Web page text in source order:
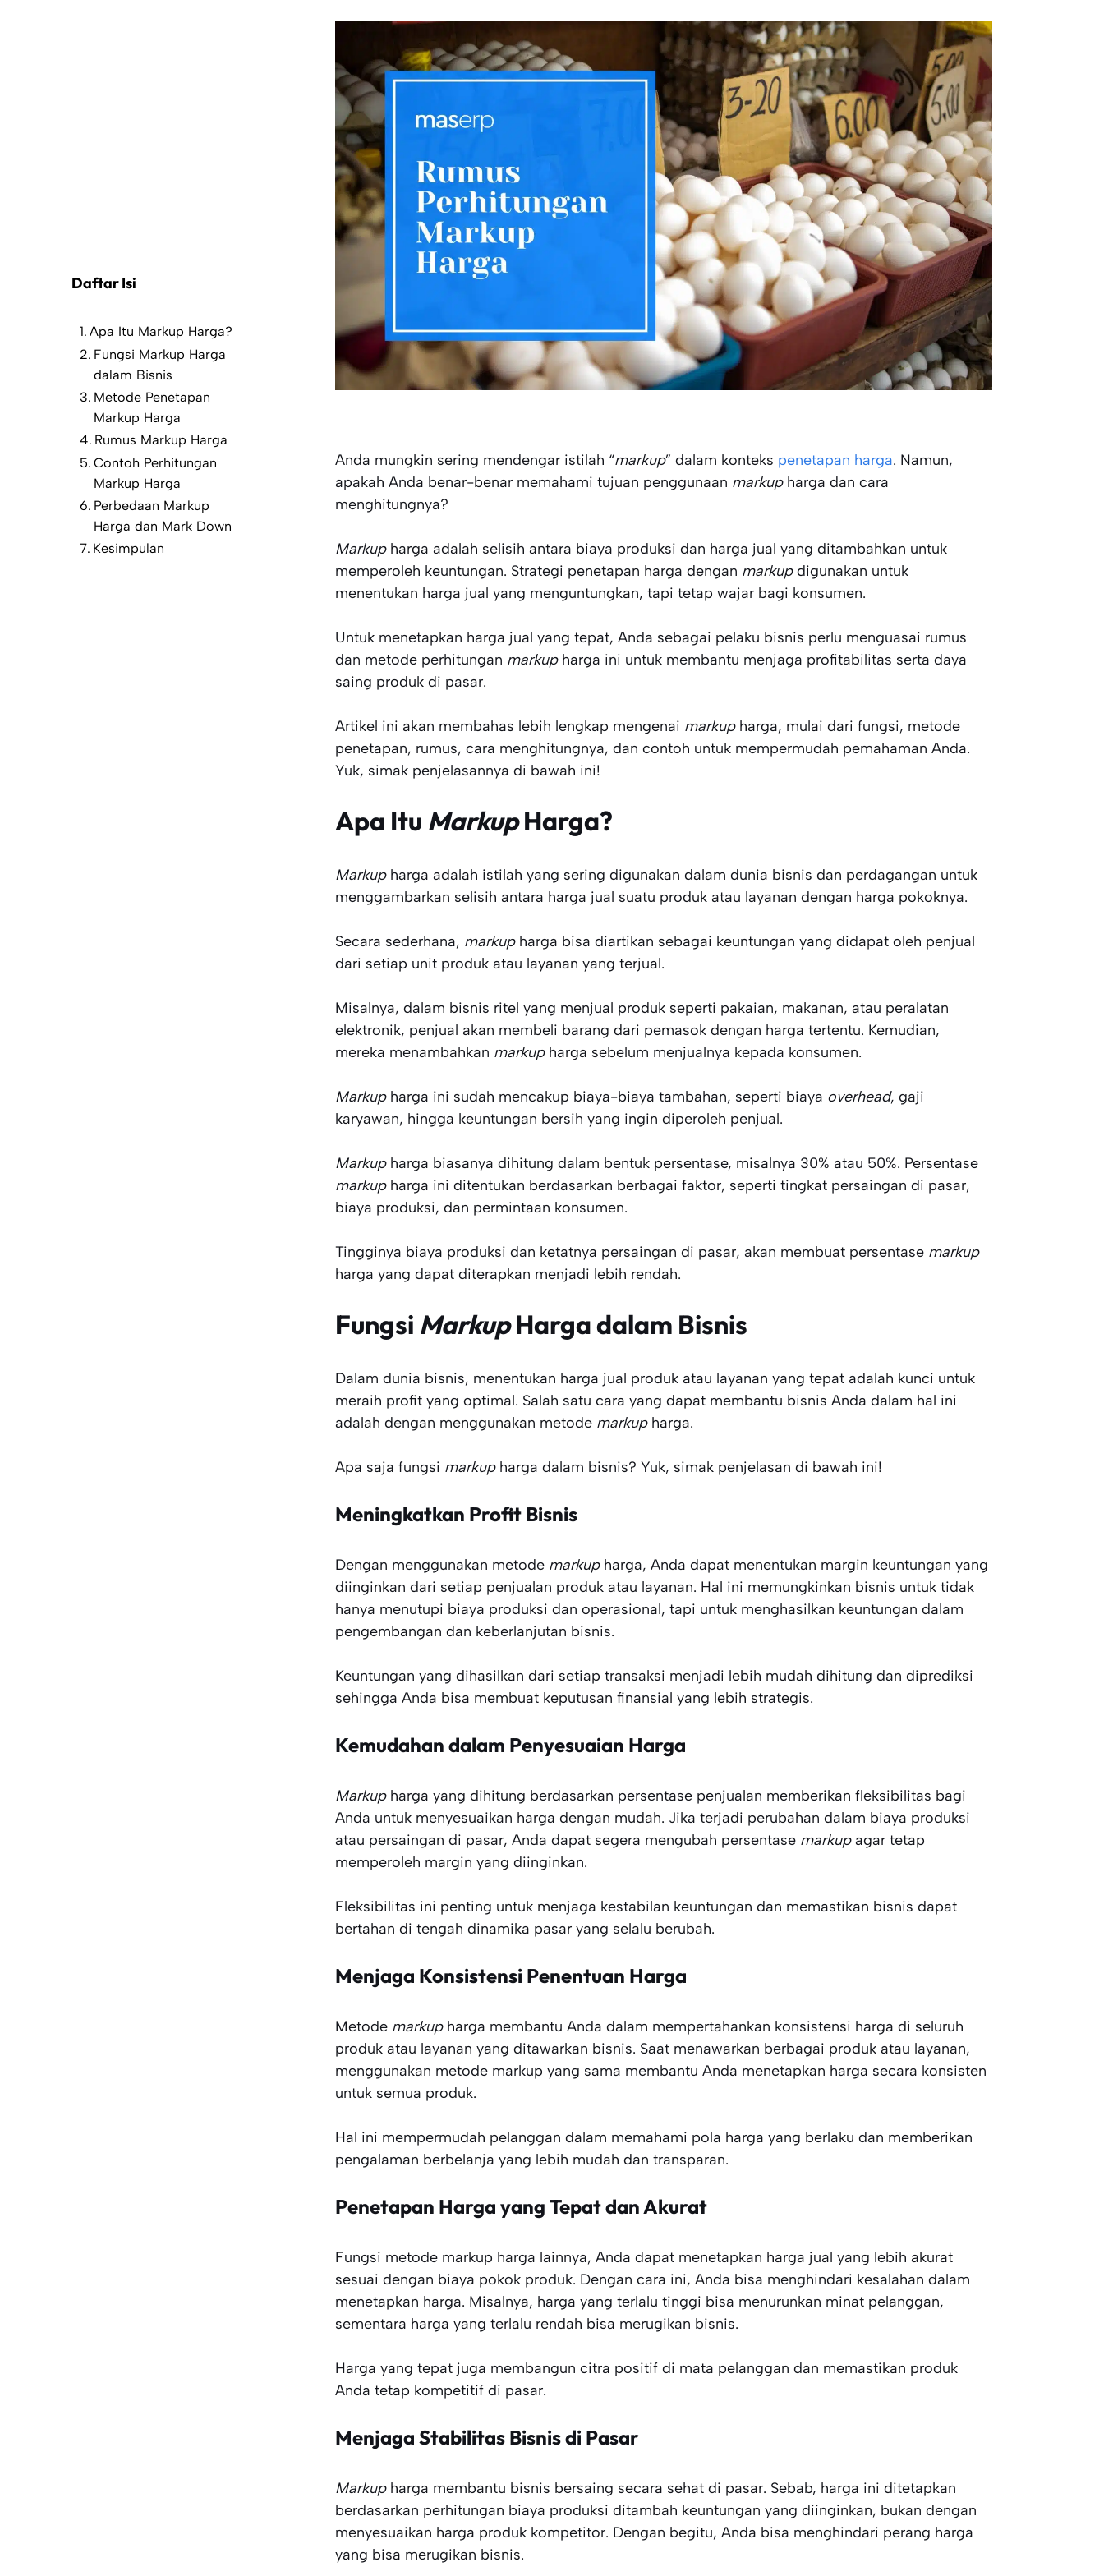
Anda mungkin sering mendengar istilah “markup” dalam konteks penetapan harga. Namun,
apakah Anda benar-benar memahami tujuan penggunaan markupharga dan cara
menghitungnya?
Markupharga adalah selisih antara biaya produksi dan harga jual yang ditambahkan untuk
memperoleh keuntungan. Strategi penetapan harga dengan markupdigunakan untuk
menentukan harga jual yang menguntungkan, tapi tetap wajar bagi konsumen.
Untuk menetapkan harga jual yang tepat, Anda sebagai pelaku bisnis perlu menguasai rumus
dan metode perhitungan markup harga ini untuk membantu menjaga profitabilitas serta daya
saing produk di pasar.
Artikel ini akan membahas lebih lengkap mengenai markupharga, mulai dari fungsi, metode
penetapan, rumus, cara menghitungnya, dan contoh untuk mempermudah pemahaman Anda.
Yuk, simak penjelasannya di bawah ini!
Apa Itu MarkupHarga?
Markupharga adalah istilah yang sering digunakan dalam dunia bisnis dan perdagangan untuk
menggambarkan selisih antara harga jual suatu produk atau layanan dengan harga pokoknya.
Secara sederhana, markupharga bisa diartikan sebagai keuntungan yang didapat oleh penjual
dari setiap unit produk atau layanan yang terjual.
Misalnya, dalam bisnis ritel yang menjual produk seperti pakaian, makanan, atau peralatan
elektronik, penjual akan membeli barang dari pemasok dengan harga tertentu. Kemudian,
mereka menambahkan markupharga sebelum menjualnya kepada konsumen.
Markupharga ini sudah mencakup biaya-biaya tambahan, seperti biaya overhead, gaji
karyawan, hingga keuntungan bersih yang ingin diperoleh penjual.
Markupharga biasanya dihitung dalam bentuk persentase, misalnya 30% atau 50%. Persentase
markupharga ini ditentukan berdasarkan berbagai faktor, seperti tingkat persaingan di pasar,
biaya produksi, dan permintaan konsumen.
Tingginya biaya produksi dan ketatnya persaingan di pasar, akan membuat persentase markup
harga yang dapat diterapkan menjadi lebih rendah.
Fungsi MarkupHarga dalam Bisnis
Dalam dunia bisnis, menentukan harga jual produk atau layanan yang tepat adalah kunci untuk
meraih profit yang optimal. Salah satu cara yang dapat membantu bisnis Anda dalam hal ini
adalah dengan menggunakan metode markupharga.
Apa saja fungsi markupharga dalam bisnis? Yuk, simak penjelasan di bawah ini!
Meningkatkan Profit Bisnis
Dengan menggunakan metode markupharga, Anda dapat menentukan margin keuntungan yang
diinginkan dari setiap penjualan produk atau layanan. Hal ini memungkinkan bisnis untuk tidak
hanya menutupi biaya produksi dan operasional, tapi untuk menghasilkan keuntungan dalam
pengembangan dan keberlanjutan bisnis.
Keuntungan yang dihasilkan dari setiap transaksi menjadi lebih mudah dihitung dan diprediksi
sehingga Anda bisa membuat keputusan finansial yang lebih strategis.
Kemudahan dalam Penyesuaian Harga
Markupharga yang dihitung berdasarkan persentase penjualan memberikan fleksibilitas bagi
Anda untuk menyesuaikan harga dengan mudah. Jika terjadi perubahan dalam biaya produksi
atau persaingan di pasar, Anda dapat segera mengubah persentase markupagar tetap
memperoleh margin yang diinginkan.
Fleksibilitas ini penting untuk menjaga kestabilan keuntungan dan memastikan bisnis dapat
bertahan di tengah dinamika pasar yang selalu berubah.
Menjaga Konsistensi Penentuan Harga
Metode markupharga membantu Anda dalam mempertahankan konsistensi harga di seluruh
produk atau layanan yang ditawarkan bisnis. Saat menawarkan berbagai produk atau layanan,
menggunakan metode markup yang sama membantu Anda menetapkan harga secara konsisten
untuk semua produk.
Hal ini mempermudah pelanggan dalam memahami pola harga yang berlaku dan memberikan
pengalaman berbelanja yang lebih mudah dan transparan.
Penetapan Harga yang Tepat dan Akurat
Fungsi metode markup harga lainnya, Anda dapat menetapkan harga jual yang lebih akurat
sesuai dengan biaya pokok produk. Dengan cara ini, Anda bisa menghindari kesalahan dalam
menetapkan harga. Misalnya, harga yang terlalu tinggi bisa menurunkan minat pelanggan,
sementara harga yang terlalu rendah bisa merugikan bisnis.
Harga yang tepat juga membangun citra positif di mata pelanggan dan memastikan produk
Anda tetap kompetitif di pasar.
Menjaga Stabilitas Bisnis di Pasar
Markup harga membantu bisnis bersaing secara sehat di pasar. Sebab, harga ini ditetapkan
berdasarkan perhitungan biaya produksi ditambah keuntungan yang diinginkan, bukan dengan
menyesuaikan harga produk kompetitor. Dengan begitu, Anda bisa menghindari perang harga
yang bisa merugikan bisnis.
Daftar Isi
Apa Itu Markup Harga?
Fungsi Markup Harga
dalam Bisnis
Metode Penetapan
Markup Harga
Rumus Markup Harga
Contoh Perhitungan
Markup Harga
Perbedaan Markup
Harga dan Mark Down
Kesimpulan